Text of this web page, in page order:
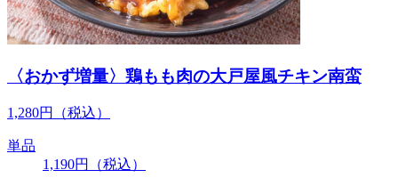
〈おかず増量〉鶏もも肉の大戸屋風チキン南蛮
1,280円 （税込）
単品
1,190円 （税込）